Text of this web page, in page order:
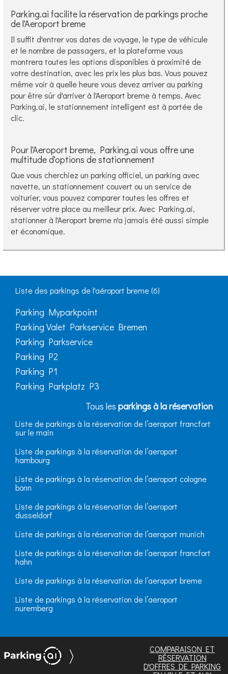
Parking.ai facilite la réservation de parkings proche
de l'Aeroport breme
Il suffit d'entrer vos dates de voyage, le type de véhicule
et le nombre de passagers, et la plateforme vous
montrera toutes les options disponibles à proximité de
votre destination, avec les prix les plus bas. Vous pouvez
même voir à quelle heure vous devez arriver au parking
pour être sûr d'arriver à l'Aeroport breme à temps. Avec
Parking.ai, le stationnement intelligent est à portée de
clic.
Pour l'Aeroport breme, Parking.ai vous offre une
multitude d'options de stationnement
Que vous cherchiez un parking officiel, un parking avec
navette, un stationnement couvert ou un service de
voiturier, vous pouvez comparer toutes les offres et
réserver votre place au meilleur prix. Avec Parking.ai,
stationner à l'Aeroport breme n'a jamais été aussi simple
et économique.
Liste des parkings de l'aéroport breme (6)
Parking Myparkpoint
Parking Valet Parkservice Bremen
Parking Parkservice
Parking P2
Parking P1
Parking Parkplatz P3
Tous les parkings à la réservation
Liste de parkings à la réservation de l’aeroport francfort
sur le main
Liste de parkings à la réservation de l’aeroport
hambourg
Liste de parkings à la réservation de l’aeroport cologne
bonn
Liste de parkings à la réservation de l’aeroport
dusseldorf
Liste de parkings à la réservation de l’aeroport munich
Liste de parkings à la réservation de l’aeroport francfort
hahn
Liste de parkings à la réservation de l’aeroport breme
Liste de parkings à la réservation de l’aeroport
nuremberg
COMPARAISON ET
RÉSERVATION
D'OFFRES DE PARKING